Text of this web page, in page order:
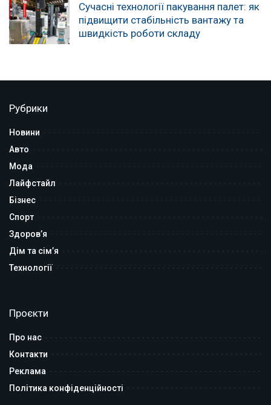
Сучасні технології пакування палет: як
підвищити стабільність вантажу та
швидкість роботи складу
Рубрики
Новини
Авто
Мода
Лайфстайл
Бізнес
Спорт
Здоров’я
Дім та сім’я
Технології
Проєкти
Про нас
Контакти
Реклама
Політика конфіденційності